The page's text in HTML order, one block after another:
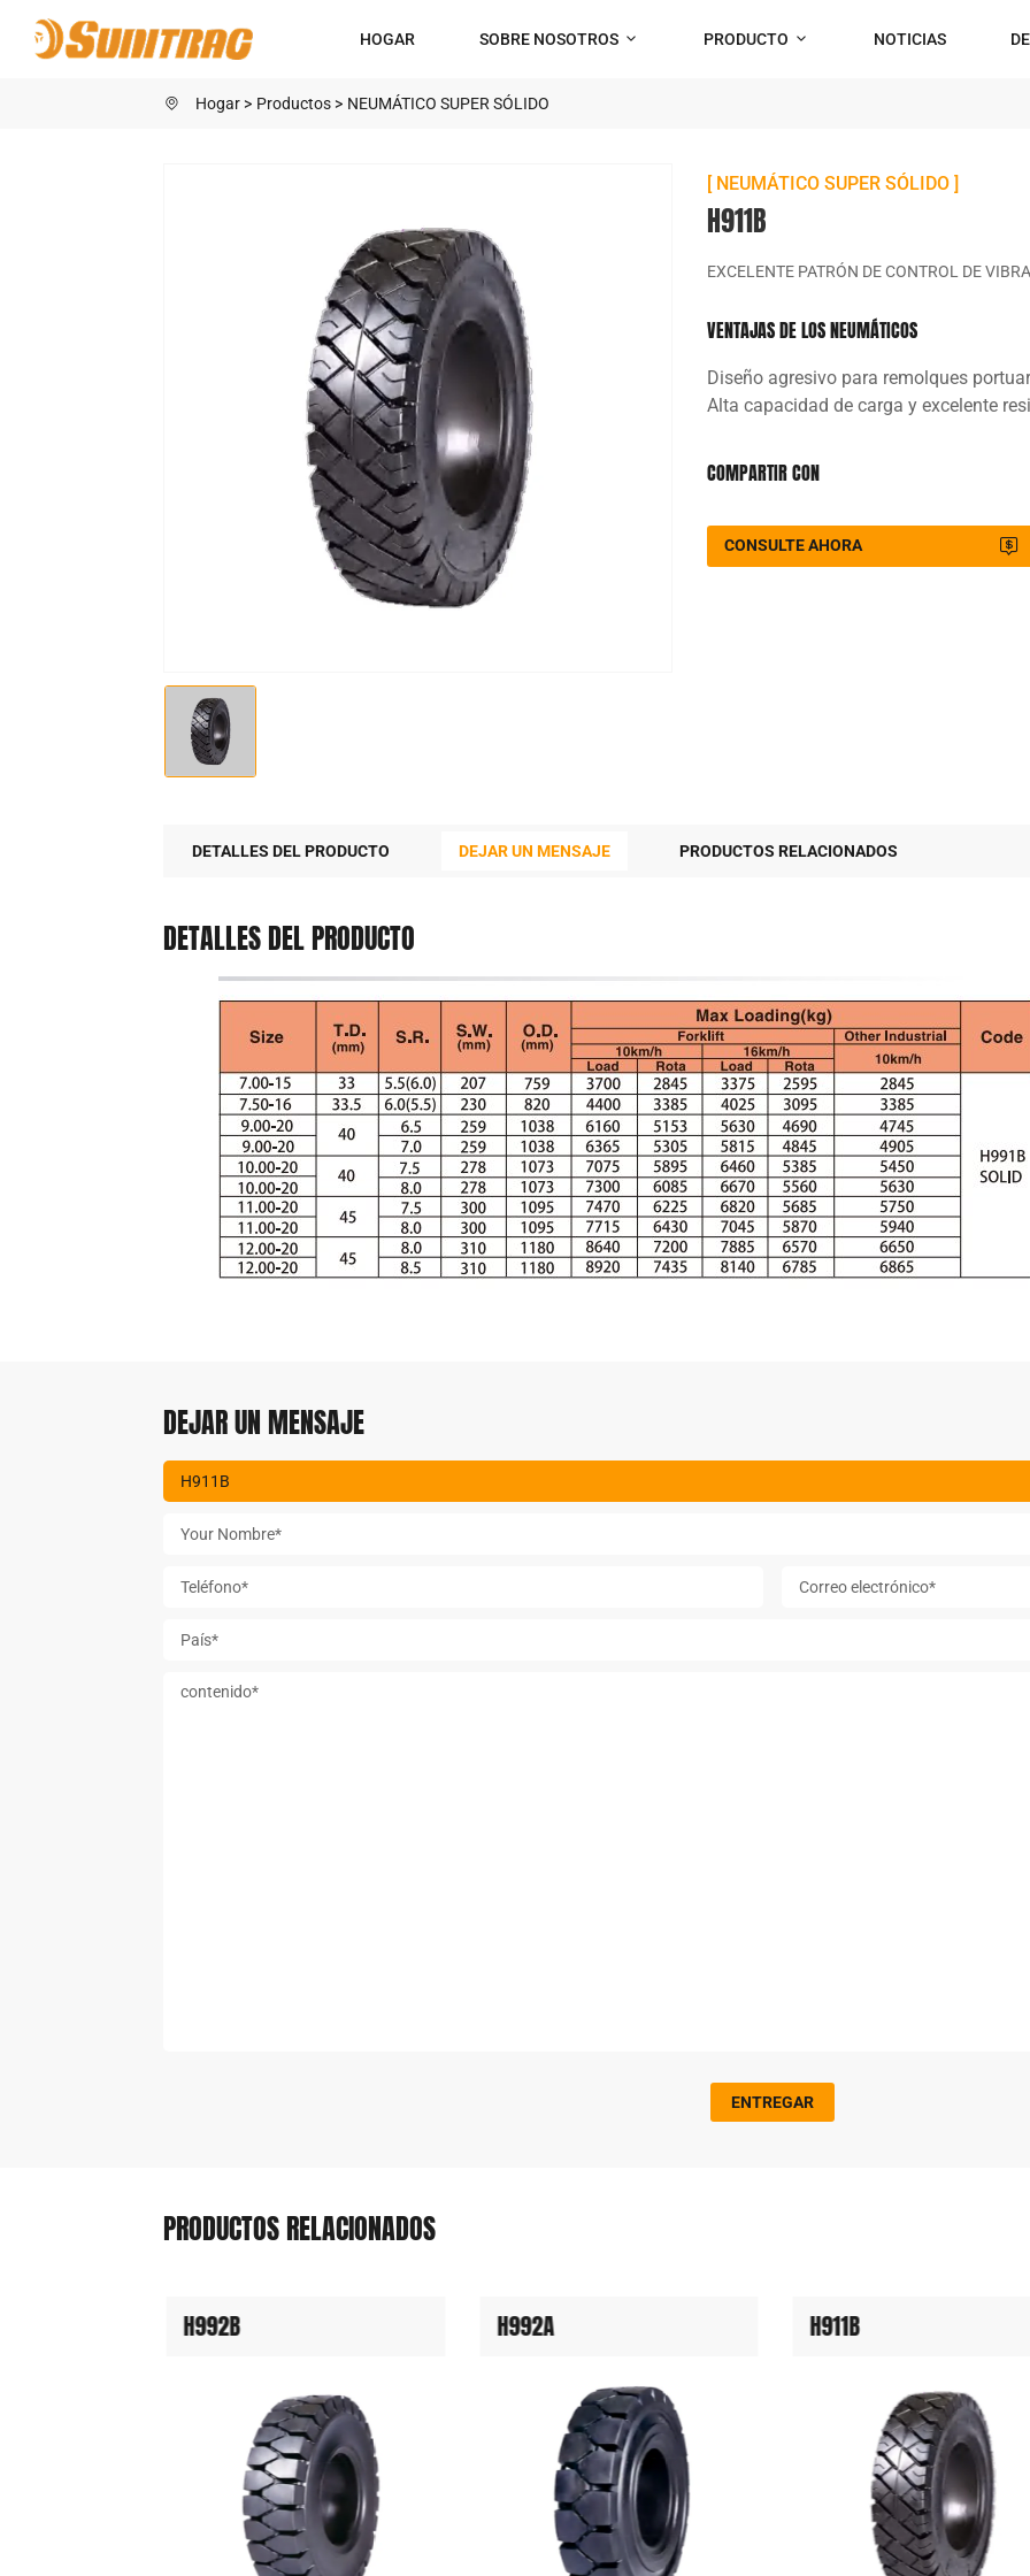
H911B HOGAR SOBRE NOSOTROS PRODUCTO NOTICIAS
Hogar Productos NEUMÁTICO SUPER SÓLIDO
[ NEUMÁTICO SUPER SÓLIDO ]
H911B
EXCELENTE PATRÓN DE CONTROL DE
VENTAJAS DE LOS NEUMÁTICOS
Diseño agresivo para remolques
Alta capacidad de carga y excelente
COMPARTIR CON
CONSULTE AHORA
DETALLES DEL PRODUCTO DEJAR UN MENSAJE PRODUCTOS RELACIONADOS
DETALLES DEL PRODUCTO
DEJAR UN MENSAJE
ENTREGAR
PRODUCTOS RELACIONADOS
H992B H992A H911B